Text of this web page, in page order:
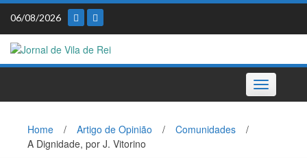
Skip
content
06/08/2026
Toggle
navigation
Home / Artigo de Opinião / Comunidades
/
A Dignidade, por J. Vitorino